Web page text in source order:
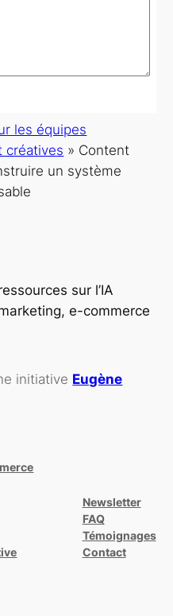
les équipes
créatives » Content
un système
sur l’IA
e-commerce
initiative Eugène
Newsletter
FAQ
Témoignages
Contact